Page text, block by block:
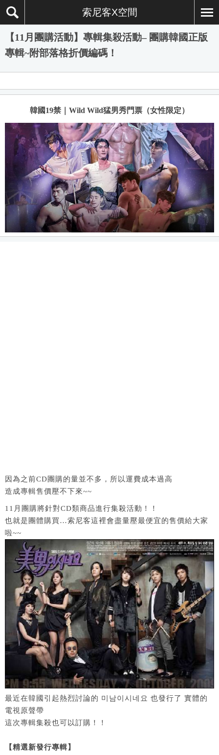
索尼客X空間
【11月團購活動】專輯集殺活動– 團購韓國正版
專輯~附部落格折價編碼！
韓國19禁｜Wild Wild猛男秀門票（女性限定）
因為之前CD團購的量並不多，所以運費成本過高
造成專輯售價壓不下來~~
11月團購將針對CD類商品進行集殺活動！！
也就是團體購買…索尼客這裡會盡量壓最便宜的售價給大家
啦~~
最近在韓國引起熱烈討論的 미남이시네요 也發行了 實體的
電視原聲帶
這次專輯集殺也可以訂購！！
【精選新發行專輯】